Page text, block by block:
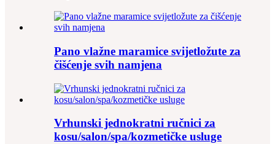
Pano vlažne maramice svijetložute za
čišćenje svih namjena
Vrhunski jednokratni ručnici za
kosu/salon/spa/kozmetičke usluge